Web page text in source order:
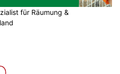
für Räumung &